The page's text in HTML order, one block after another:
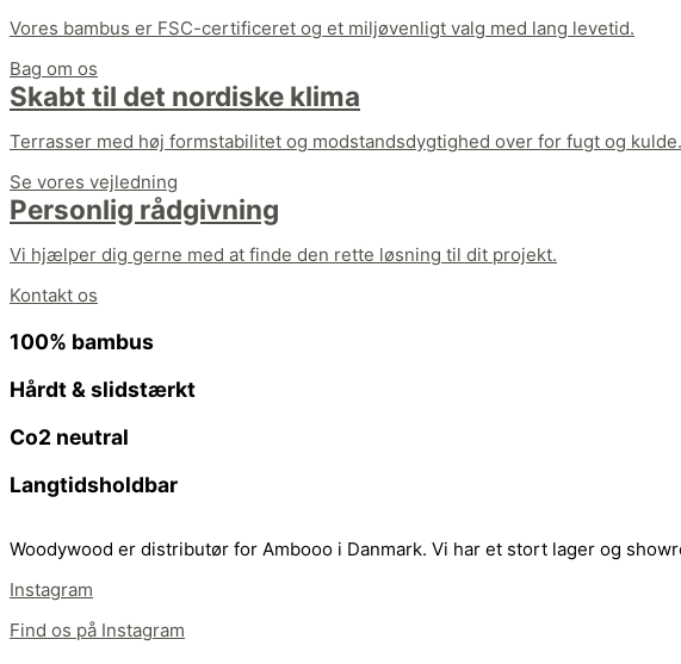
Vores bambus er FSC-certificeret og et miljøvenligt valg med lang levetid.
Bag om os
Skabt til det nordiske klima
Terrasser med høj formstabilitet og modstandsdygtighed over for fugt og kulde.
Se vores vejledning
Personlig rådgivning
Vi hjælper dig gerne med at finde den rette løsning til dit projekt.
Kontakt os
100% bambus
Hårdt & slidstærkt
Co2 neutral
Langtidsholdbar
Woodywood er distributør for Ambooo i Danmark. Vi har et stort lager og
Instagram
Find os på Instagram